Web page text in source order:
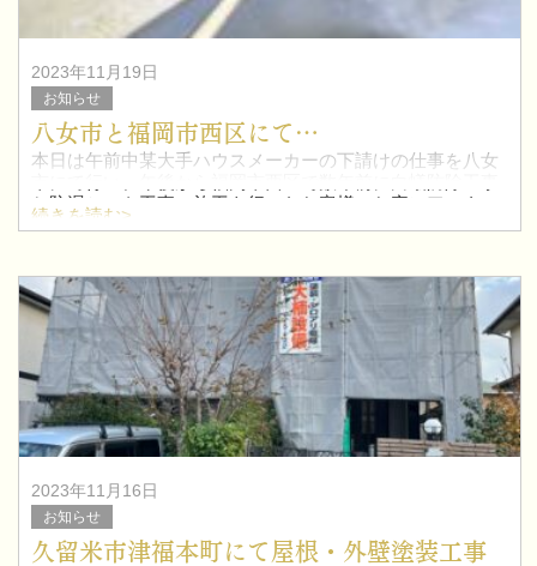
2023年11月19日
お知らせ
八女市と福岡市西区にて…
本日は午前中某大手ハウスメーカーの下請けの仕事を八女
と防湿シート工事の施工を行ったお客様のお宅にアフター
数年前に防湿シートの施
続きを読む>
2023年11月16日
お知らせ
久留米市津福本町にて屋根・外壁塗装工事